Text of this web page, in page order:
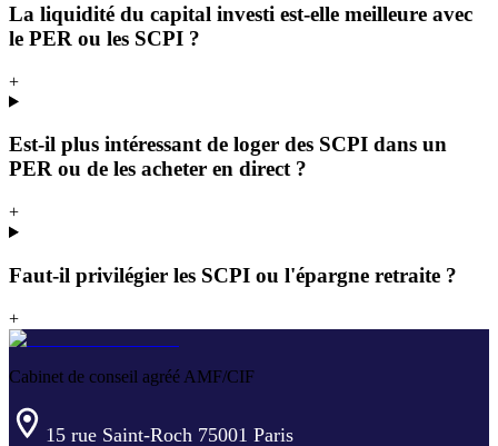
La liquidité du capital investi est-elle meilleure avec
le PER ou les SCPI ?
+
Est-il plus intéressant de loger des SCPI dans un
PER ou de les acheter en direct ?
+
Faut-il privilégier les SCPI ou l'épargne retraite ?
+
Cabinet de conseil agréé AMF/CIF
15 rue Saint-Roch 75001 Paris